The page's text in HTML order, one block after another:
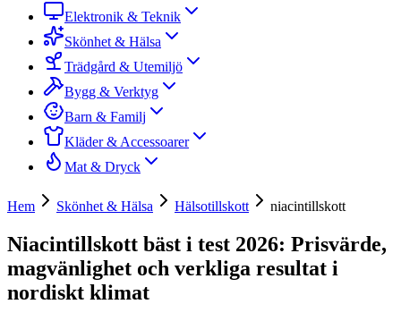
Elektronik & Teknik
Skönhet & Hälsa
Trädgård & Utemiljö
Bygg & Verktyg
Barn & Familj
Kläder & Accessoarer
Mat & Dryck
Hem Skönhet & Hälsa Hälsotillskott niacintillskott
Niacintillskott bäst i test 2026: Prisvärde,
magvänlighet och verkliga resultat i
nordiskt klimat